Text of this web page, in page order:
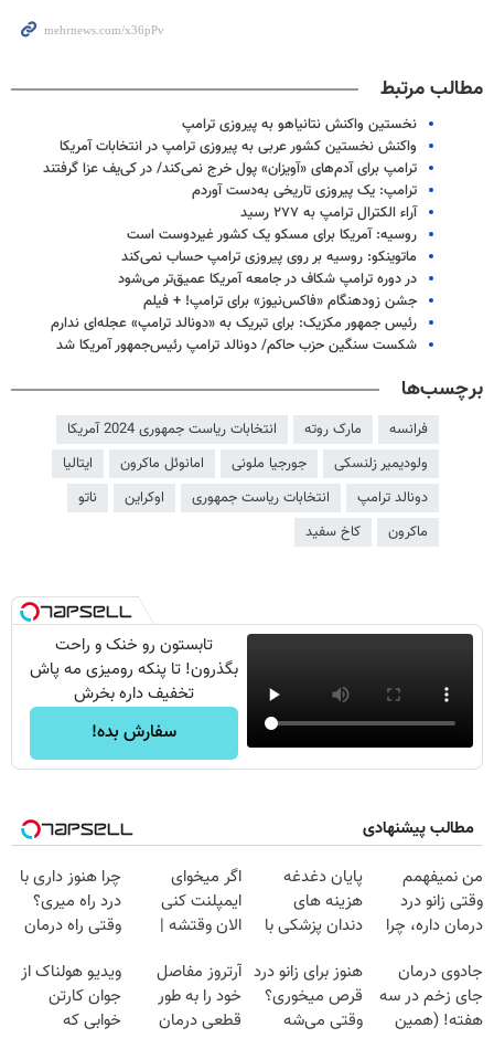
مطالب مرتبط
نخستین واکنش نتانیاهو به پیروزی ترامپ
واکنش نخستین کشور عربی به پیروزی ترامپ در انتخابات آمریکا
ترامپ برای آدم‌های «آویزان» پول خرج نمی‌کند/ در کی‌یف عزا گرفتند
ترامپ: یک پیروزی تاریخی به‌دست آوردم
آراء الکترال ترامپ به ۲۷۷ رسید
روسیه: آمریکا برای مسکو یک کشور غیردوست است
ماتوینکو: روسیه بر روی پیروزی ترامپ حساب نمی‌کند
در دوره ترامپ شکاف در جامعه آمریکا عمیق‌تر می‌شود
جشن زودهنگام «فاکس‌نیوز» برای ترامپ! + فیلم
رئیس جمهور مکزیک: برای تبریک به «دونالد ترامپ» عجله‌ای ندارم
شکست سنگین حزب حاکم/ دونالد ترامپ رئیس‌جمهور آمریکا شد
برچسب‌ها
فرانسه مارک روته
انتخابات ریاست جمهوری 2024 آمریکا
ولودیمیر زلنسکی
جورجیا ملونی امانوئل ماکرون
ایتالیا
دونالد ترامپ
انتخابات ریاست جمهوری اوکراین
ناتو
ماکرون
کاخ سفید
تابستون رو خنک و راحت
بگذرون! تا پنکه رومیزی مه پاش
تخفیف داره بخرش
سفارش بده!
مطالب پیشنهادی
من نمیفهمم
وقتی زانو درد
درمان داره، چرا
تحمل میکنی؟❗
پایان دغدغه
هزینه های
دندان پزشکی با
خانگی
اگر میخوای
ایمپلنت کنی
الان وقتشه |
میلیون تومان!!!
چرا هنوز داری با
درد راه میری؟
وقتی راه درمان
جادوی درمان
جای زخم در سه
هفته! (همین
هنوز برای زانو درد
قرص میخوری؟
وقتی می‌شه
آرتروز مفاصل
خود را به طور
قطعی درمان
ویدیو هولناک از
جوان کارتن
خوابی که